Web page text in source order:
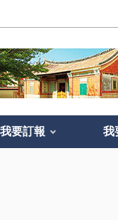
我要訂報 我